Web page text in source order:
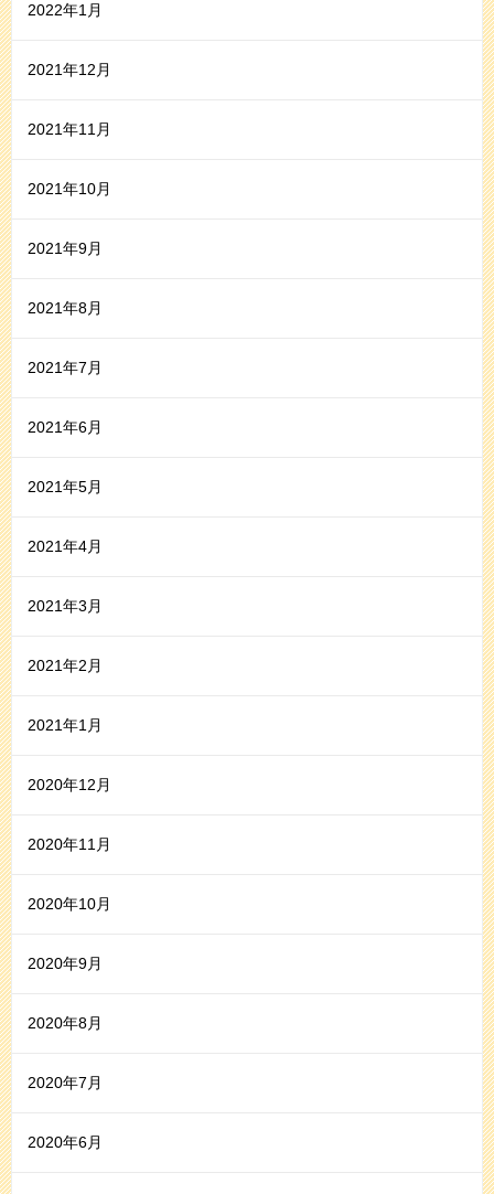
2022年1月
2021年12月
2021年11月
2021年10月
2021年9月
2021年8月
2021年7月
2021年6月
2021年5月
2021年4月
2021年3月
2021年2月
2021年1月
2020年12月
2020年11月
2020年10月
2020年9月
2020年8月
2020年7月
2020年6月